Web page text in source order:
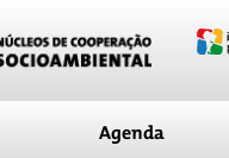
Agenda